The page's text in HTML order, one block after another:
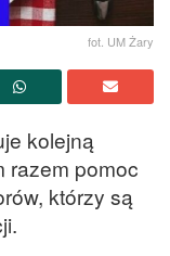
fot. UM Żary
kolejną
razem pomoc
którzy są